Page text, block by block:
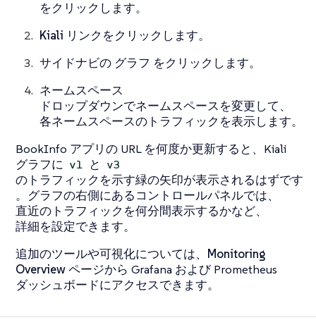
をクリックします。
Kiali リンクをクリックします。
サイドナビの グラフ をクリックします。
ネームスペース
ドロップダウンでネームスペースを変更して、
各ネームスペースのトラフィックを表示します。
BookInfo アプリの URL を何度か更新すると、Kiali
グラフに v1 と v3
のトラフィックを示す緑の矢印が表示されるはずです
。グラフの右側にあるコントロールパネルでは、
直近のトラフィックを何分間表示するかなど、
詳細を設定できます。
追加のツールや可視化については、 Monitoring
Overviewページから Grafana および Prometheus
ダッシュボードにアクセスできます。